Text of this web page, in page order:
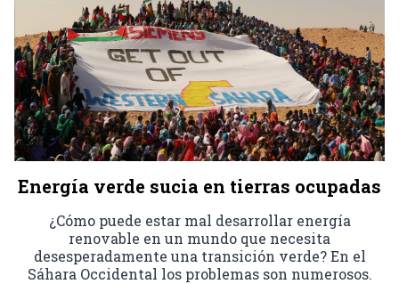
Energía verde sucia en tierras ocupadas
¿Cómo puede estar mal desarrollar energía
renovable en un mundo que necesita
desesperadamente una transición verde? En el
Sáhara Occidental los problemas son numerosos.